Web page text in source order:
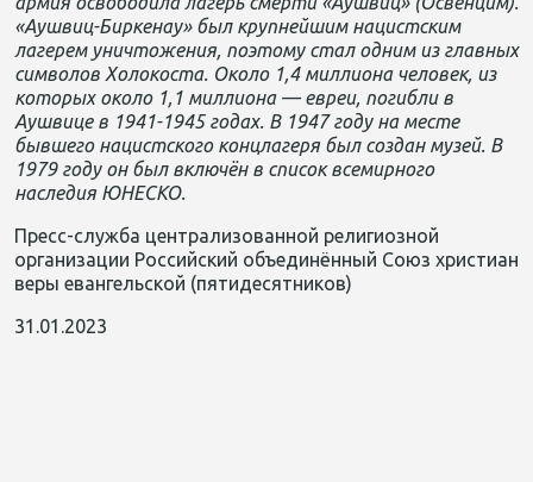
«Аушвиц-Биркенау» был крупнейшим нацистским
лагерем уничтожения, поэтому стал одним из главных
символов Холокоста. Около 1,4 миллиона человек, из
которых около 1,1 миллиона — евреи, погибли в
Аушвице в 1941-1945 годах. В 1947 году на месте
бывшего нацистского концлагеря был создан музей. В
1979 году он был включён в список всемирного
наследия ЮНЕСКО.
Пресс-служба централизованной религиозной
организации Российский объединённый Союз христиан
веры евангельской (пятидесятников)
31.01.2023